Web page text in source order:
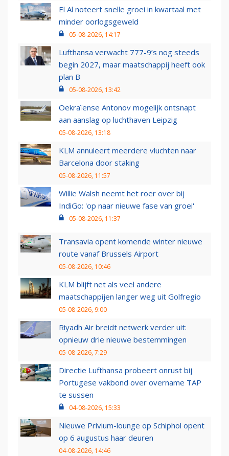
El Al noteert snelle groei in kwartaal met
minder oorlogsgeweld
05-08-2026, 14:17
Lufthansa verwacht 777-9’s nog steeds
begin 2027, maar maatschappij heeft ook
plan B
05-08-2026, 13:42
Oekraïense Antonov mogelijk ontsnapt
aan aanslag op luchthaven Leipzig
05-08-2026, 13:18
KLM annuleert meerdere vluchten naar
Barcelona door staking
05-08-2026, 11:57
Willie Walsh neemt het roer over bij
IndiGo: 'op naar nieuwe fase van groei'
05-08-2026, 11:37
Transavia opent komende winter nieuwe
route vanaf Brussels Airport
05-08-2026, 10:46
KLM blijft net als veel andere
maatschappijen langer weg uit Golfregio
05-08-2026, 9:00
Riyadh Air breidt netwerk verder uit:
opnieuw drie nieuwe bestemmingen
05-08-2026, 7:29
Directie Lufthansa probeert onrust bij
Portugese vakbond over overname TAP
te sussen
04-08-2026, 15:33
Nieuwe Privium-lounge op Schiphol opent
op 6 augustus haar deuren
04-08-2026, 14:46